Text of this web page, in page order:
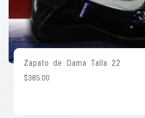
Zapato de Dama Talla 22
$385.00